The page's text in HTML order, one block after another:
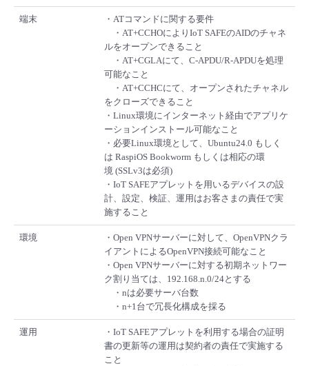
端末
・ATコマンドに関する要件
・AT+CCHOによりIoT SAFEのAIDのチャネ
ルをオープンできること
・AT+CGLAにて、C-APDU/R-APDUを処理
可能なこと
・AT+CCHCにて、オープンされたチャネル
をクローズできること
・Linux環境にインターネット経由でアプリケ
ーションインストール可能なこと
・必要Linux環境として、Ubuntu24.0 もしく
は RaspiOS Bookworm もしくは相応の環
境 (SSLv3は必須)
・IoT SAFEアプレットを用いるデバイスの設
計、設定、検証、運用はお客さまの責任で実
施すること
環境
・Open VPNサーバーに対して、OpenVPNクラ
イアントによるOpenVPN接続可能なこと
・Open VPNサーバーに対する初期ネットワー
ク割り当ては、192.168.n.0/24とする
・nは必要サーバ台数
・n+1台で冗長化構成を採る
運用
・IoT SAFEアプレットを利用する場合の証明
書の更新等の運用は契約者の責任で実施する
こと